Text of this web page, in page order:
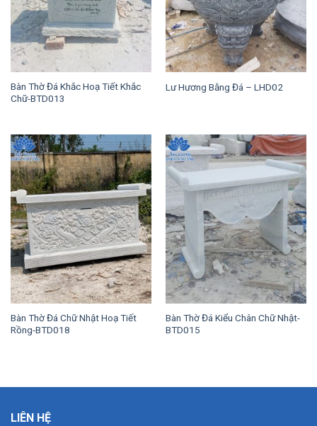
Bàn Thờ Đá Khắc Hoạ Tiết Khắc
Chữ-BTD013
Lư Hương Bằng Đá – LHD02
Bàn Thờ Đá Chữ Nhật Hoạ Tiết
Rồng-BTD018
Bàn Thờ Đá Kiểu Chân Chữ Nhật-
BTD015
LIÊN HỆ